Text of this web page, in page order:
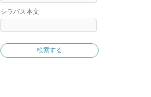
シラバス本文
検索する